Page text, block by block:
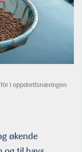
fôr i oppdrettsnæringen
økende